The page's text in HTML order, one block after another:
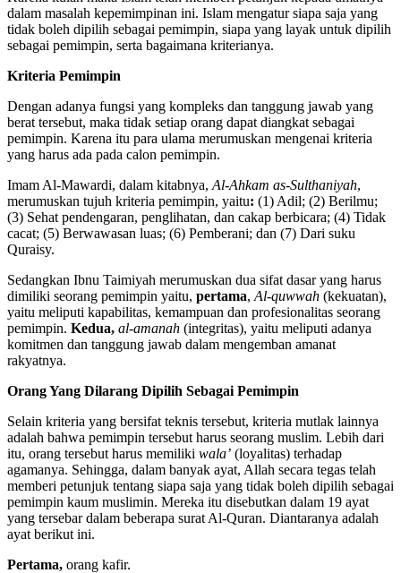
dalam masalah kepemimpinan ini. Islam mengatur siapa saja yang
tidak boleh dipilih sebagai pemimpin, siapa yang layak untuk dipilih
sebagai pemimpin, serta bagaimana kriterianya.
Kriteria Pemimpin
Dengan adanya fungsi yang kompleks dan tanggung jawab yang
berat tersebut, maka tidak setiap orang dapat diangkat sebagai
pemimpin. Karena itu para ulama merumuskan mengenai kriteria
yang harus ada pada calon pemimpin.
Imam Al-Mawardi, dalam kitabnya, Al-Ahkam as-Sulthaniyah,
merumuskan tujuh kriteria pemimpin, yaitu: (1) Adil; (2) Berilmu;
(3) Sehat pendengaran, penglihatan, dan cakap berbicara; (4) Tidak
cacat; (5) Berwawasan luas; (6) Pemberani; dan (7) Dari suku
Quraisy.
Sedangkan Ibnu Taimiyah merumuskan dua sifat dasar yang harus
dimiliki seorang pemimpin yaitu, pertama, Al-quwwah (kekuatan),
yaitu meliputi kapabilitas, kemampuan dan profesionalitas seorang
pemimpin. Kedua, al-amanah (integritas), yaitu meliputi adanya
komitmen dan tanggung jawab dalam mengemban amanat
rakyatnya.
Orang Yang Dilarang Dipilih Sebagai Pemimpin
Selain kriteria yang bersifat teknis tersebut, kriteria mutlak lainnya
adalah bahwa pemimpin tersebut harus seorang muslim. Lebih dari
itu, orang tersebut harus memiliki wala’ (loyalitas) terhadap
agamanya. Sehingga, dalam banyak ayat, Allah secara tegas telah
memberi petunjuk tentang siapa saja yang tidak boleh dipilih sebagai
pemimpin kaum muslimin. Mereka itu disebutkan dalam 19 ayat
yang tersebar dalam beberapa surat Al-Quran. Diantaranya adalah
ayat berikut ini.
Pertama, orang kafir.